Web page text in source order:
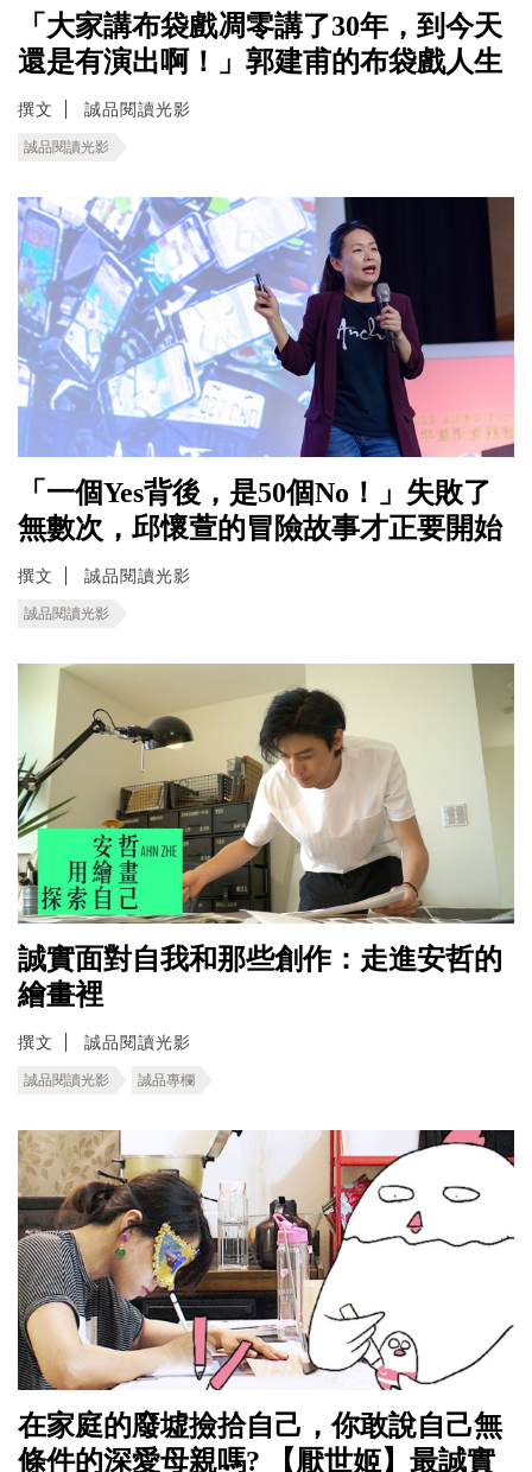
「大家講布袋戲凋零講了30年，到今天
還是有演出啊！」郭建甫的布袋戲人生
撰文 誠品閱讀光影
誠品閱讀光影
「一個Yes背後，是50個No！」失敗了
無數次，邱懷萱的冒險故事才正要開始
撰文 誠品閱讀光影
誠品閱讀光影
誠實面對自我和那些創作：走進安哲的
繪畫裡
撰文 誠品閱讀光影
誠品閱讀光影 誠品專欄
在家庭的廢墟撿拾自己，你敢說自己無
條件的深愛母親嗎? 【厭世姬】最誠實